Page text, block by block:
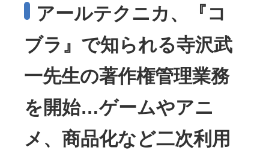
アールテクニカ、『コ
ブラ』で知られる寺沢武
一先生の著作権管理業務
を開始…ゲームやアニ
メ、商品化など二次利用